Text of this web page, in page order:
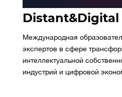
Distant&Digital
Международная
экспертов в сфере
интеллектуальной
индустрий и цифровой